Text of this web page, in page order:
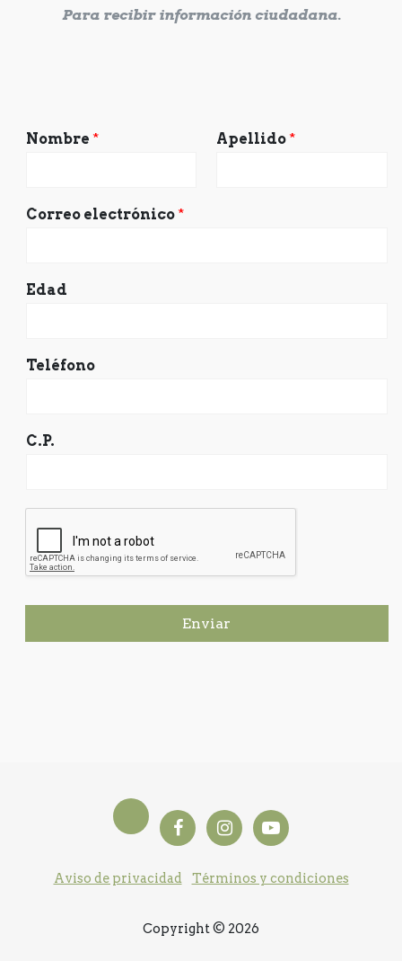
Para recibir información ciudadana.
Nombre * Apellido *
Correo electrónico *
Edad
Teléfono
C.P.
Enviar
Copyright © 2026
Aviso de privacidad Términos y condiciones